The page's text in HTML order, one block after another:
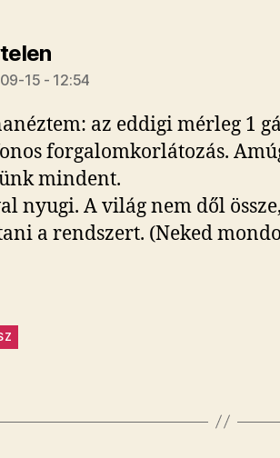
szerint:
15 - 12:54
az eddigi mérleg 1
forgalomkorlátozás.
mindent.
nyugi. A világ nem dől
a rendszert. (Neked